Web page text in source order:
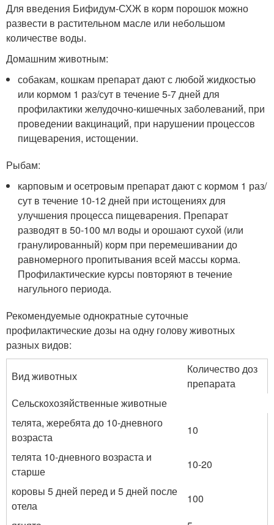
Для введения Бифидум-СХЖ в корм порошок можно
развести в растительном масле или небольшом
количестве воды.
Домашним животным:
собакам, кошкам препарат дают с любой жидкостью
или кормом 1 раз/сут в течение 5-7 дней для
профилактики желудочно-кишечных заболеваний, при
проведении вакцинаций, при нарушении процессов
пищеварения, истощении.
Рыбам:
карповым и осетровым препарат дают с кормом 1 раз/
сут в течение 10-12 дней при истощениях для
улучшения процесса пищеварения. Препарат
разводят в 50-100 мл воды и орошают сухой (или
гранулированный) корм при перемешивании до
равномерного пропитывания всей массы корма.
Профилактические курсы повторяют в течение
нагульного периода.
Рекомендуемые однократные суточные
профилактические дозы на одну голову животных
разных видов:
Вид животных
Количество доз
препарата
Сельскохозяйственные животные
телята, жеребята до 10-дневного
возраста
10
телята 10-дневного возраста и
старше
10-20
коровы 5 дней перед и 5 дней после
отела
100